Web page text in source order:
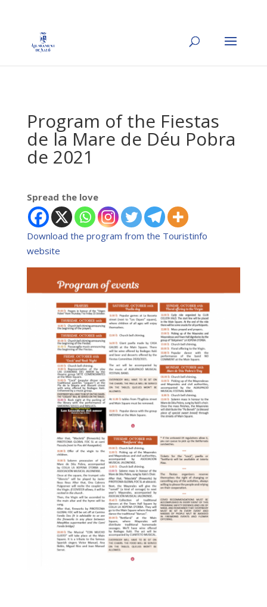
Program of the Fiestas
de la Mare de Déu Pobra
de 2021
Spread the love
Download the program from the Touristinfo
website